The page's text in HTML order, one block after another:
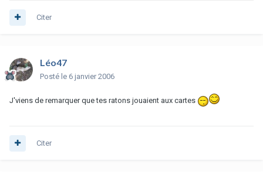
Citer
Léo47
Posté le 6 janvier 2006
J'viens de remarquer que tes ratons jouaient aux cartes
Citer